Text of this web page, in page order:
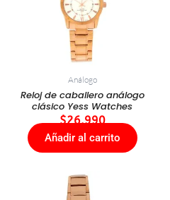
Análogo
Reloj de caballero análogo
clásico Yess Watches
$26.990
Añadir al carrito